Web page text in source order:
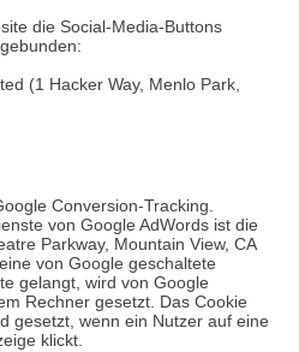
die Social-Media-Buttons
(1 Hacker Way, Menlo Park,
Conversion-Tracking.
von Google AdWords ist die
Parkway, Mountain View, CA
von Google geschaltete
gelangt, wird von Google
Rechner gesetzt. Das Cookie
gesetzt, wenn ein Nutzer auf eine
klickt.